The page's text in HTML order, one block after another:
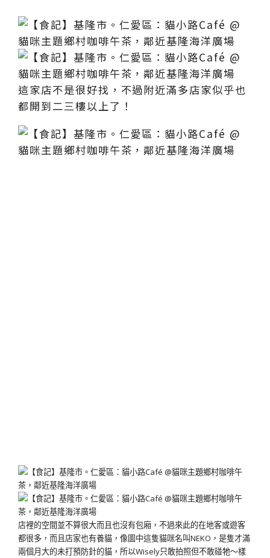
這家店不是很好找，不過附近滿多店家似乎也
都開到二三樓以上了！
店裡的空間並不算很大而且也沒有包廂，不過來此的在地客或遊客
都很多，而且店家也有養貓，像圖中這隻貓咪名叫NEKO，是隻才滿
兩個月大的未打預防針的貓，所以Wisely只敢拍照但不敢碰牠～樣